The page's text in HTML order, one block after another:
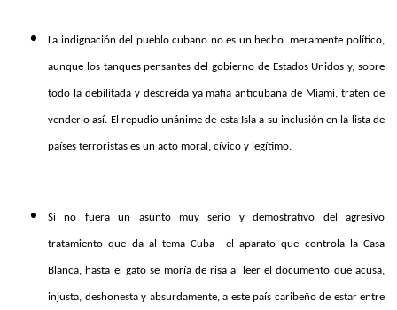
La indignación del pueblo cubano no es un hecho meramente político,
aunque los tanques pensantes del gobierno de Estados Unidos y, sobre
todo la debilitada y descreída ya mafia anticubana de Miami, traten de
venderlo así. El repudio unánime de esta Isla a su inclusión en la lista de
países terroristas es un acto moral, cívico y legítimo.
Si no fuera un asunto muy serio y demostrativo del agresivo
tratamiento que da al tema Cuba el aparato que controla la Casa
Blanca, hasta el gato se moría de risa al leer el documento que acusa,
injusta, deshonesta y absurdamente, a este país caribeño de estar entre